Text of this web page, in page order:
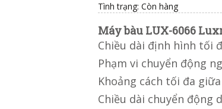
Tình trạng: Còn hàng
Máy bàu LUX-6066
Chiều dài định hình tối
Phạm vi chuyển động
Khoảng cách tối đa
Chiều dài chuyển động